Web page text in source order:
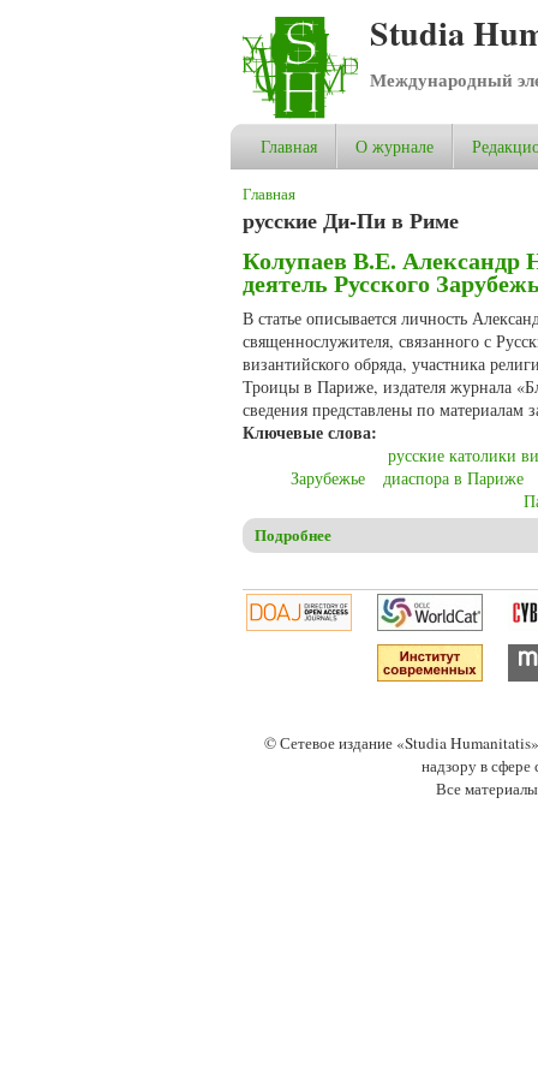
Studia
Международный
Главная О журнале
Вы здесь
Главная
русские Ди-Пи в Риме
Колупаев В.Е. Александр
деятель Русского
В статье описывается личность
священнослужителя, связанного с
византийского обряда, участника
Троицы в Париже, издателя журнала
сведения представлены по
Ключевые слова:
русские католики
Зарубежье
диаспора в Париже
Подробнее
© Сетевое издание «Studia
надзору в
Все